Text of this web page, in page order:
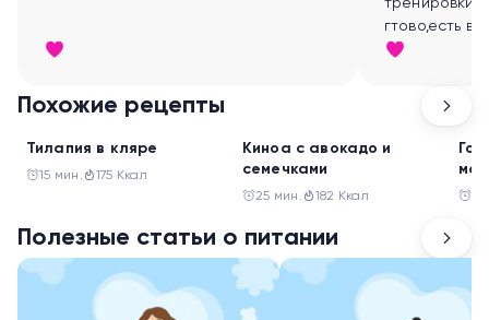
тренировки-
гтово,есть
заниматься:)
Похожие рецепты
Ужин
Тилапия в кляре
15 мин. 175 Ккал
Ужин
Киноа с авокадо и
семечками
25 мин. 182 Ккал
Полезные статьи о питании